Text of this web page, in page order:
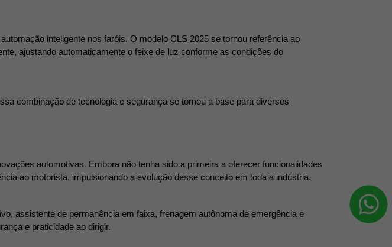
inteligente nos faróis. O modelo CLS 2025 se tornou referência ao
ajustando automaticamente o feixe de luz conforme as condições do
combinação de tecnologia e segurança se tornou a base para diversos
automotivas. Embora não tenha sido a primeira a oferecer funcionalidades
ao motorista, impulsionando a evolução desse conceito em toda a indústria.
assistente de permanência em faixa, frenagem autônoma de emergência e
e praticidade ao dirigir.